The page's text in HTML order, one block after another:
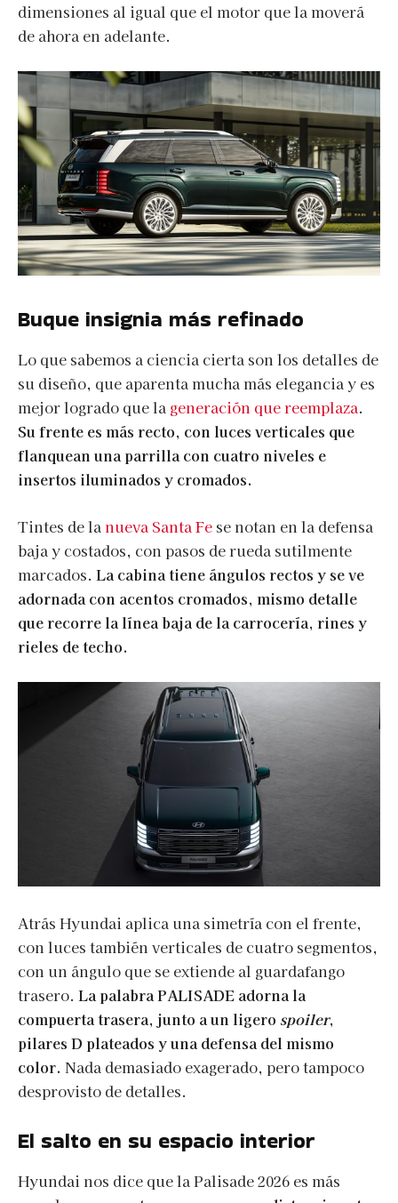
dimensiones al igual que el motor que la moverá
de ahora en adelante.
Buque insignia más refinado
Lo que sabemos a ciencia cierta son los detalles de
su diseño, que aparenta mucha más elegancia y es
mejor logrado que la generación que reemplaza.
Su frente es más recto, con luces verticales que
flanquean una parrilla con cuatro niveles e
insertos iluminados y cromados.
Tintes de lanueva Santa Fese notan en la defensa
baja y costados, con pasos de rueda sutilmente
marcados. La cabina tiene ángulos rectos y se ve
adornada con acentos cromados, mismo detalle
que recorre la línea baja de la carrocería, rines y
rieles de techo.
Atrás Hyundai aplica una simetría con el frente,
con luces también verticales de cuatro segmentos,
con un ángulo que se extiende al guardafango
trasero. La palabra PALISADE adorna la
compuerta trasera, junto a un ligero spoiler,
pilares D plateados y una defensa del mismo
color. Nada demasiado exagerado, pero tampoco
desprovisto de detalles.
El salto en su espacio interior
Hyundai nos dice que la Palisade 2026 es más